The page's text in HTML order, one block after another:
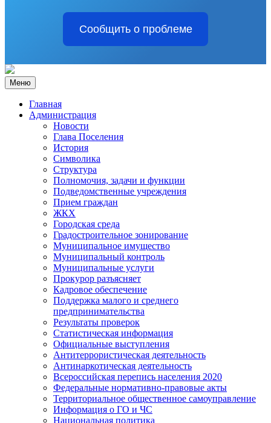
Сообщить о проблеме
Меню
Главная
Администрация
Новости
Глава Поселения
История
Символика
Структура
Полномочия, задачи и функции
Подведомственные учреждения
Прием граждан
ЖКХ
Городская среда
Градостроительное зонирование
Муниципальное имущество
Муниципальный контроль
Муниципальные услуги
Прокурор разъясняет
Кадровое обеспечение
Поддержка малого и среднего
предпринимательства
Результаты проверок
Статистическая информация
Официальные выступления
Антитеррористическая деятельность
Антинаркотическая деятельность
Всероссийская перепись населения 2020
Федеральные нормативно-правовые акты
Территориальное общественное самоуправление
Информация о ГО и ЧС
Национальная политика